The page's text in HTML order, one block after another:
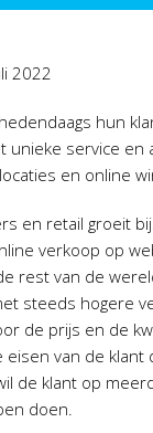
2022
hun
unieke service en
en online
en retail groeit
verkoop op
rest van de
steeds hogere
de prijs en de
eisen van de
de klant op
doen.